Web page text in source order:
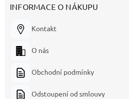
INFORMACE O NÁKUPU
Kontakt
O nás
Obchodní podmínky
Odstoupení od smlouvy